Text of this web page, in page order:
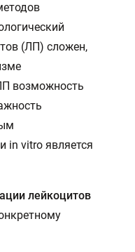
(ЛП) сложен,
возможность
in vitro является
лейкоцитов